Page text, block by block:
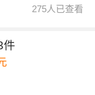
275人已查看
件